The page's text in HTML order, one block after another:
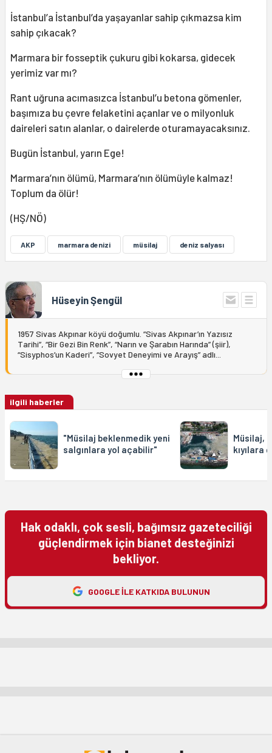
İstanbul’a İstanbul’da yaşayanlar sahip çıkmazsa kim
sahip çıkacak?
Marmara bir fosseptik çukuru gibi kokarsa, gidecek
yerimiz var mı?
Rant uğruna acımasızca İstanbul’u betona gömenler,
başımıza bu çevre felaketini açanlar ve o milyonluk
daireleri satın alanlar, o dairelerde oturamayacaksınız.
Bugün İstanbul, yarın Ege!
Marmara’nın ölümü, Marmara’nın ölümüyle kalmaz!
Toplum da ölür!
(HŞ/NÖ)
AKP marmara denizi müsilaj deniz salyası
Hüseyin Şengül
1957 Sivas Akpınar köyü doğumlu. “Sivas Akpınar’ın Yazısız
Tarihi”, “Bir Gezi Bin Renk”, “Narın ve Şarabın Harında” (şiir),
“Sisyphos’un Kaderi”, “Sovyet Deneyimi ve Arayış” adlı...
ilgili haberler
"Müsilaj beklenmedik yeni
salgınlara yol açabilir"
Müsilaj,
kıyılara
Hak odaklı, çok sesli, bağımsız gazeteciliği
güçlendirmek için bianet desteğinizi
bekliyor.
GOOGLE ILE KATKIDA BULUNUN